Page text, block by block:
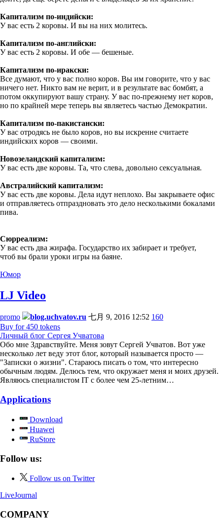
Капитализм по-индийски:
У вас есть 2 коровы. И вы на них молитесь.
Капитализм по-английски:
У вас есть 2 коровы. И обе — бешеные.
Капитализм по-иракски:
Все думают, что у вас полно коров. Вы им говорите, что у вас
ничего нет. Никто вам не верит, и в результате вас бомбят, а
потом оккупируют вашу страну. У вас по-прежнему нет коров,
но по крайней мере теперь вы являетесь частью Демократии.
Капитализм по-пакистански:
У вас отродясь не было коров, но вы искренне считаете
индийских коров — своими.
Новозеландский капитализм:
У вас есть две коровы. Та, что слева, довольно сексуальная.
Австралийский капитализм:
У вас есть две коровы. Дела идут неплохо. Вы закрываете офис
и отправляетесь отпраздновать это дело несколькими бокалами
пива.
Сюрреализм:
У вас есть два жирафа. Государство их забирает и требует,
чтоб вы брали уроки игры на баяне.
Юмор
LJ Video
promo blog.uchvatov.ru 七月 9, 2016 12:52 160
Buy for 450 tokens
Личный блог Сергея Учватова
Обо мне Здравствуйте. Меня зовут Сергей Учватов. Вот уже
несколько лет веду этот блог, который называется просто —
"Записки о жизни". Стараюсь писать о том, что интересно
обычным людям. Делюсь тем, что окружает меня и моих друзей.
Являюсь специалистом IT с более чем 25-летним…
Applications
Download
Huawei
RuStore
Follow us:
Follow us on Twitter
LiveJournal
COMPANY